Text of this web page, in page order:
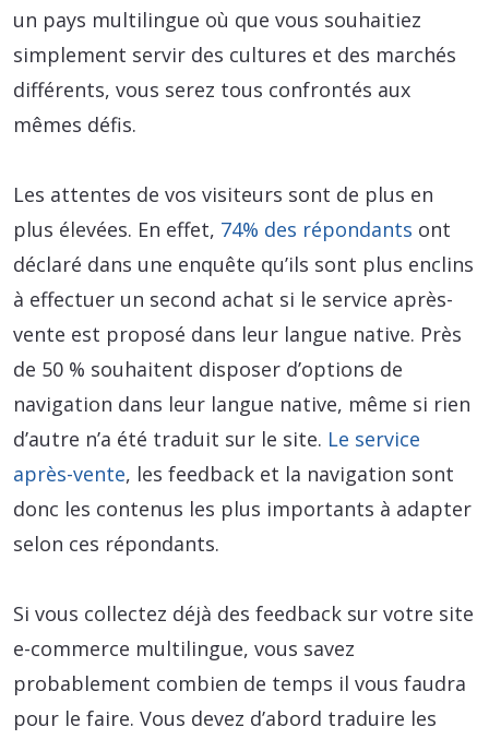
un pays multilingue où que vous souhaitiez
simplement servir des cultures et des marchés
différents, vous serez tous confrontés aux
mêmes défis.
Les attentes de vos visiteurs sont de plus en
plus élevées. En effet, 74% des répondants ont
déclaré dans une enquête qu’ils sont plus enclins
à effectuer un second achat si le service après-
vente est proposé dans leur langue native. Près
de 50 % souhaitent disposer d’options de
navigation dans leur langue native, même si rien
d’autre n’a été traduit sur le site. Le service
après-vente, les feedback et la navigation sont
donc les contenus les plus importants à adapter
selon ces répondants.
Si vous collectez déjà des feedback sur votre site
e-commerce multilingue, vous savez
probablement combien de temps il vous faudra
pour le faire. Vous devez d’abord traduire les